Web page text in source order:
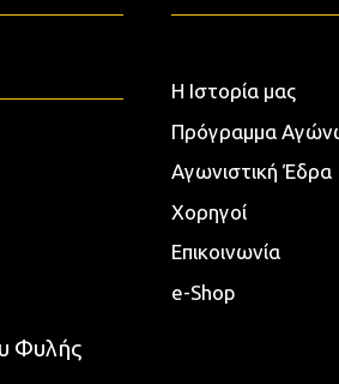
Φυλής
Η Ιστορία μας
Πρόγραμμα
Αγωνιστική Έδρα
Χορηγοί
Επικοινωνία
e-Shop